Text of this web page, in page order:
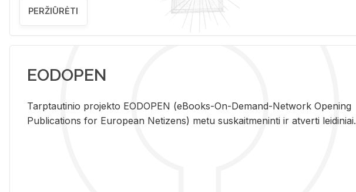
PERŽIŪRĖTI
EODOPEN
Tarp­tau­ti­nio pro­jek­to EO­DO­PEN (eBo­oks-On-De­mand-Ne­twork Ope­ning
Pub­li­ca­tions for Eu­ro­pe­an Ne­ti­zens) metu su­skait­me­nin­ti ir at­ver­ti lei­di­niai.